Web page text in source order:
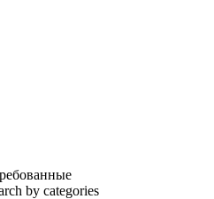
by categories